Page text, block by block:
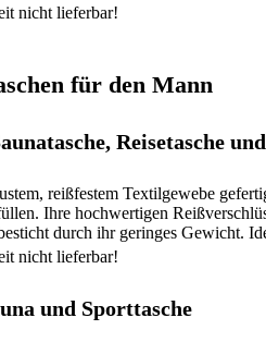
nicht lieferbar!
für den Mann
Reisetasche
reißfestem Textilgewebe
Ihre hochwertigen
durch ihr geringes Gewicht.
nicht lieferbar!
und Sporttasche